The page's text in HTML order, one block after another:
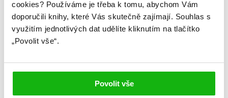
cookies? Používáme je třeba k tomu, abychom Vám
doporučili knihy, které Vás skutečně zajímají. Souhlas s
využitím jednotlivých dat udělíte kliknutím na tlačítko
„Povolit vše“.
Povolit vše
Uložit do prohlížeče jméno, e-mail a webovou stránku